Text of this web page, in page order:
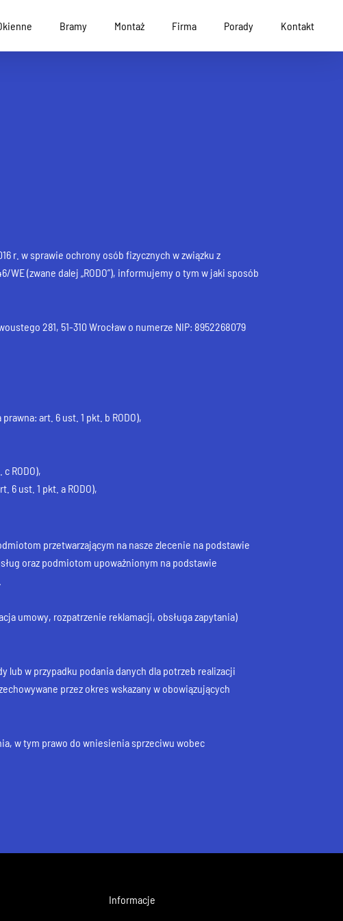
Bramy Montaż Firma Porady Kontakt
r. w sprawie ochrony osób fizycznych w związku z
(zwane dalej „RODO”), informujemy o tym w jaki sposób
281, 51-310 Wrocław o numerze NIP: 8952268079
art. 6 ust. 1 pkt. b RODO),
RODO),
6 ust. 1 pkt. a RODO),
przetwarzającym na nasze zlecenie na podstawie
oraz podmiotom upoważnionym na podstawie
umowy, rozpatrzenie reklamacji, obsługa zapytania)
lub w przypadku podania danych dla potrzeb realizacji
przez okres wskazany w obowiązujących
w tym prawo do wniesienia sprzeciwu wobec
Informacje